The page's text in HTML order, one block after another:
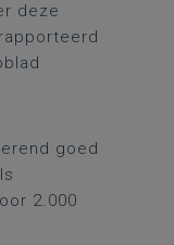
deze
goed
2.000